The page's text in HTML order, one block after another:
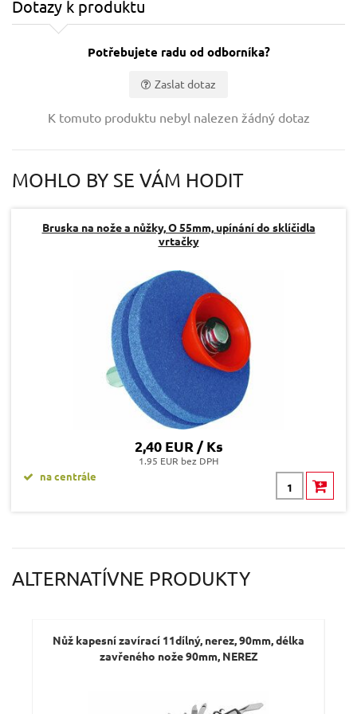
Dotazy k produktu
Potřebujete radu od odborníka?
Zaslat dotaz
Dotaz:
K tomuto produktu nebyl nalezen žádný dotaz
MOHLO BY SE VÁM HODIT
Bruska na nože a nůžky, O 55mm, upínání do sklíčidla
vrtačky
2,40 EUR / Ks
1.95 EUR bez DPH
na centrále
ALTERNATÍVNE PRODUKTY
Nůž kapesní zavírací 11dílný, nerez, 90mm, délka
zavřeného nože 90mm, NEREZ